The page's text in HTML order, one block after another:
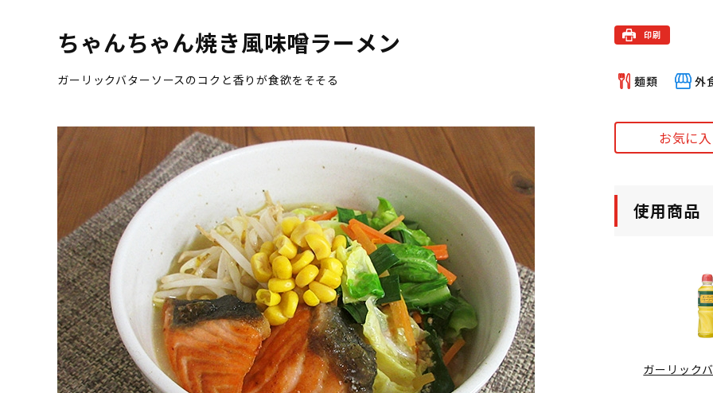
ちゃんちゃん焼き風味噌ラーメン
ガーリックバターソースのコクと香りが食欲をそそる
お気に
使用商品
ガーリック